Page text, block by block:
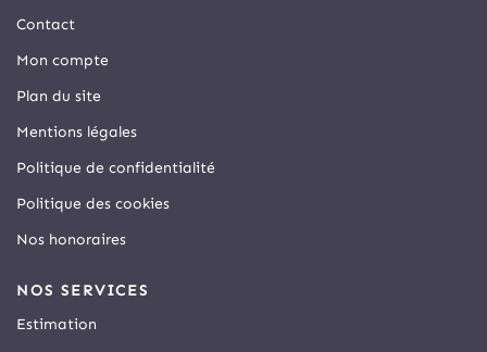
Contact
Mon compte
Plan du site
Mentions légales
Politique de confidentialité
Politique des cookies
Nos honoraires
NOS SERVICES
Estimation